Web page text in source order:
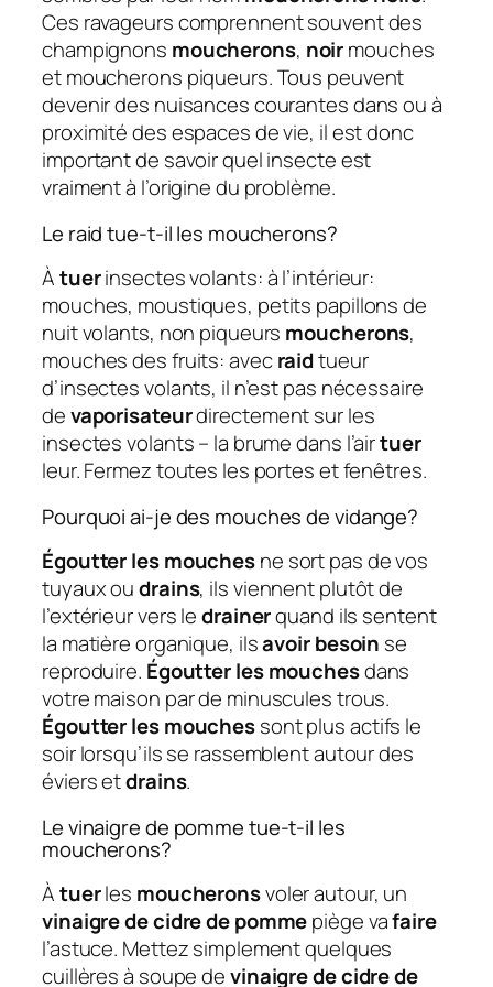
Ces ravageurs comprennent souvent des
champignons moucherons, noirmouches
et moucherons piqueurs. Tous peuvent
devenir des nuisances courantes dans ou à
proximité des espaces de vie, il est donc
important de savoir quel insecte est
vraiment à l’origine du problème.
Le raid tue-t-il les moucherons?
Àtuerinsectes volants: à l’intérieur:
mouches, moustiques, petits papillons de
nuit volants, non piqueurs moucherons,
mouches des fruits: avecraidtueur
d’insectes volants, il n’est pas nécessaire
devaporisateurdirectement sur les
insectes volants – la brume dans l’airtuer
leur. Fermez toutes les portes et fenêtres.
Pourquoi ai-je des mouches de vidange?
Égoutter les mouchesne sort pas de vos
tuyaux oudrains, ils viennent plutôt de
l’extérieur vers ledrainerquand ils sentent
la matière organique, ilsavoir besoin se
reproduire. Égoutter les mouchesdans
votre maison par de minuscules trous.
Égoutter les mouchessont plus actifs le
soir lorsqu’ils se rassemblent autour des
éviers etdrains.
Le vinaigre de pomme tue-t-il les
moucherons?
Àtuerles moucheronsvoler autour, un
vinaigre de cidre de pommepiège vafaire
l’astuce. Mettez simplement quelques
cuillères à soupe devinaigre de cidre de